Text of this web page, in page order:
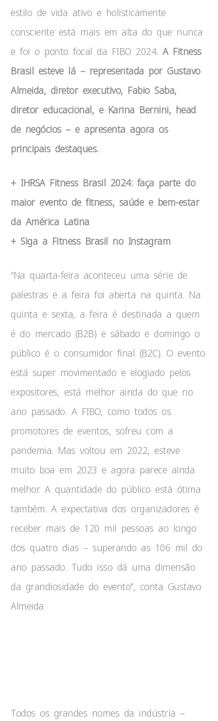
estilo de vida ativo e holisticamente
consciente está mais em alta do que nunca
e foi o ponto focal da FIBO 2024.A Fitness
Brasil esteve lá – representada por Gustavo
Almeida, diretor executivo, Fabio Saba,
diretor educacional, e Karina Bernini, head
de negócios – e apresenta agora os
principais destaques.
+ IHRSA Fitness Brasil 2024: faça parte do
maior evento de fitness, saúde e bem-estar
da América Latina
+ Siga a Fitness Brasil no Instagram
“Na quarta-feira aconteceu uma série de
palestras e a feira foi aberta na quinta. Na
quinta e sexta, a feira é destinada a quem
é do mercado (B2B) e sábado e domingo o
público é o consumidor final (B2C). O evento
está super movimentado e elogiado pelos
expositores, está melhor ainda do que no
ano passado. A FIBO, como todos os
promotores de eventos, sofreu com a
pandemia. Mas voltou em 2022, esteve
muito boa em 2023 e agora parece ainda
melhor. A quantidade do público está ótima
também. A expectativa dos organizadores é
receber mais de 120 mil pessoas ao longo
dos quatro dias – superando as 106 mil do
ano passado. Tudo isso dá uma dimensão
da grandiosidade do evento”, conta Gustavo
Almeida.
Todos os grandes nomes da indústria –